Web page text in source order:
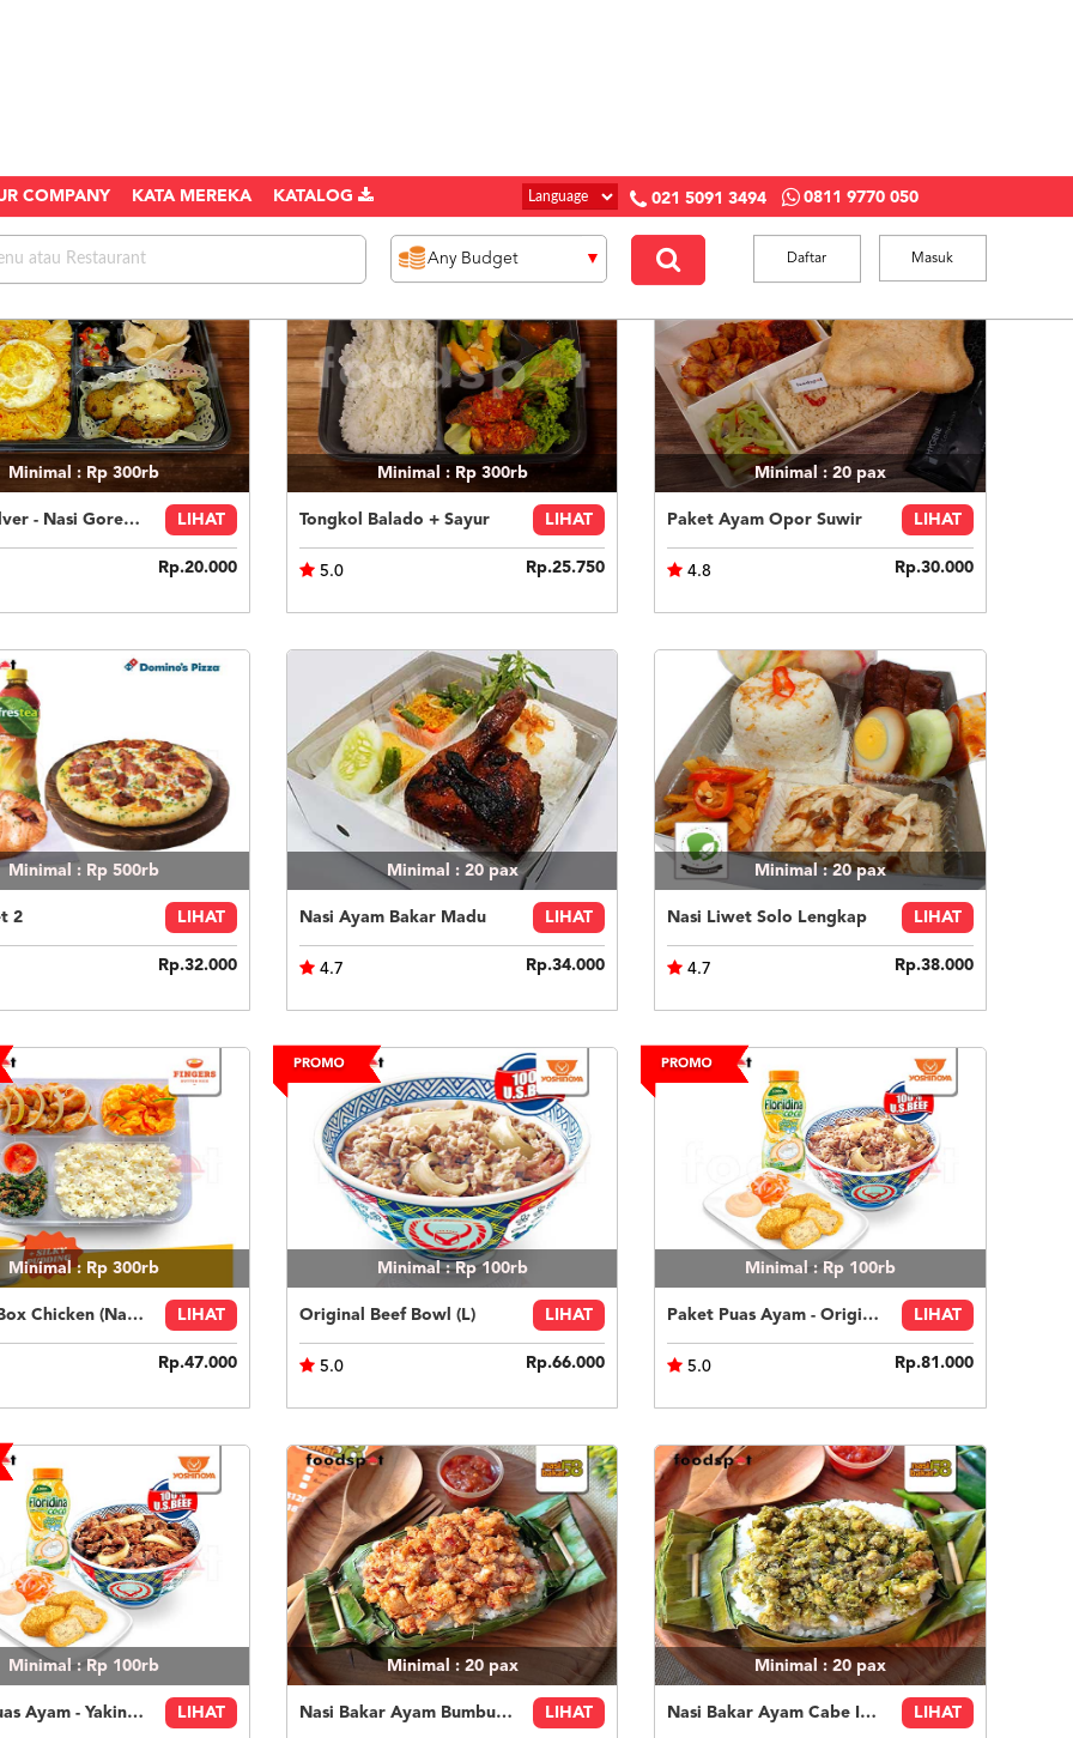
COMPANY KATA MEREKA KATALOG 021 5091 3494 0811 9770 050
Masuk
Daftar
Minimal : Rp 300rb
Paket Silver - Nasi Goreng Nanas Geprek Mozza LIHAT
Rp.20.000
Minimal : Rp 300rb
Tongkol Balado + Sayur LIHAT
5.0 Rp.25.750
Minimal : 20pax
Paket Ayam Opor Suwir LIHAT
4.8 Rp.30.000
Minimal : Rp 500rb
2 LIHAT
Rp.32.000
Minimal : 20 pax
Nasi Ayam Bakar Madu LIHAT
4.7 Rp.34.000
Minimal : 20pax
Nasi Liwet Solo Lengkap LIHAT
4.7 Rp.38.000
Minimal : Rp 300rb
Fingers Box Chicken (Nasi Putih) Silky Pudding LIHAT
Rp.47.000
Minimal : Rp 100rb
Original Beef Bowl (L) LIHAT
5.0 Rp.66.000
Minimal : Rp 100rb
Paket Puas Ayam - Original Beef Paket Puas (R) LIHAT
5.0 Rp.81.000
Minimal : Rp 100rb
Paket Puas Ayam - Yakiniku Beef Paket Puas (R) LIHAT
Minimal : 20 pax
Nasi Bakar Ayam Bumbu Bali + Kerupuk LIHAT
Minimal : 20pax
Nasi Bakar Ayam Cabe Ijo + Kerupuk LIHAT